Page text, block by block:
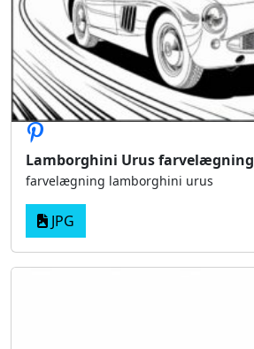
Lamborghini Urus farvelægning
farvelægning lamborghini urus
JPG